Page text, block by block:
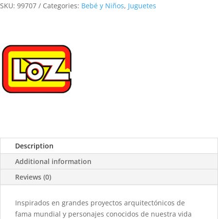
SKU: 99707 Categories: Bebé y Niños, Juguetes
Description
Additional information
Reviews (0)
Inspirados en grandes proyectos arquitectónicos de
fama mundial y personajes conocidos de nuestra vida